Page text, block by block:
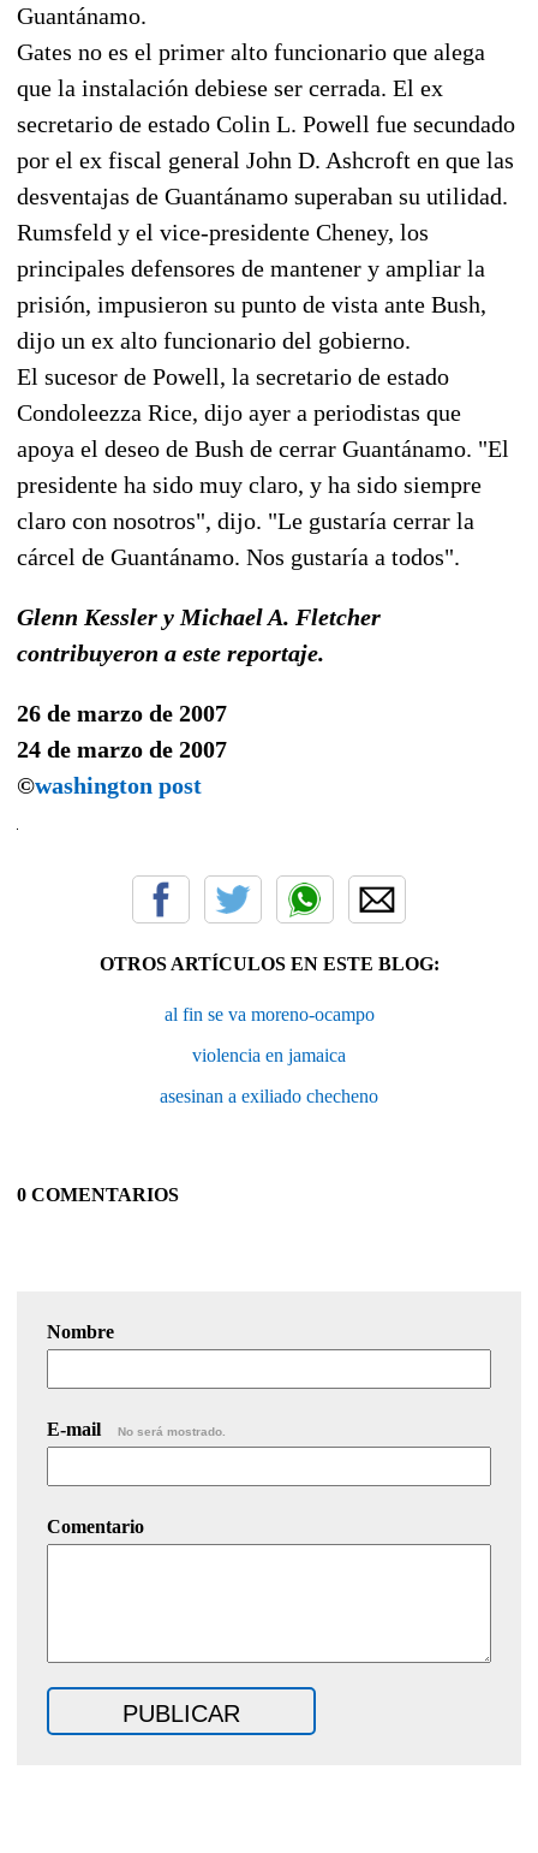
Guantánamo.
Gates no es el primer alto funcionario que alega
que la instalación debiese ser cerrada. El ex
secretario de estado Colin L. Powell fue secundado
por el ex fiscal general John D. Ashcroft en que las
desventajas de Guantánamo superaban su utilidad.
Rumsfeld y el vice-presidente Cheney, los
principales defensores de mantener y ampliar la
prisión, impusieron su punto de vista ante Bush,
dijo un ex alto funcionario del gobierno.
El sucesor de Powell, la secretario de estado
Condoleezza Rice, dijo ayer a periodistas que
apoya el deseo de Bush de cerrar Guantánamo. "El
presidente ha sido muy claro, y ha sido siempre
claro con nosotros", dijo. "Le gustaría cerrar la
cárcel de Guantánamo. Nos gustaría a todos".
Glenn Kessler y Michael A. Fletcher
contribuyeron a este reportaje.
26 de marzo de 2007
24 de marzo de 2007
©washington post
OTROS ARTÍCULOS EN ESTE BLOG:
al fin se va moreno-ocampo
violencia en jamaica
asesinan a exiliado checheno
0 COMENTARIOS
Nombre
E-mail No será mostrado.
Comentario